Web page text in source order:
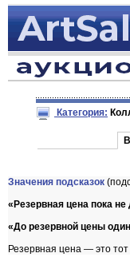
Категория:
Значения подсказок
«Резервная цена пока не
«До резервной цены
Резервная цена — это